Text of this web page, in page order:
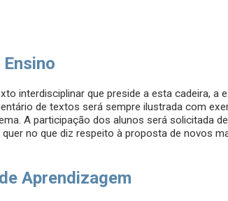
interdisciplinar que preside a esta cadeira, a
de textos será sempre ilustrada com
A participação dos alunos será solicitada
no que diz respeito à proposta de novos
Aprendizagem